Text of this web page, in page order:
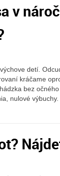
v
detí.
kráčame
bez
nulové výbuchy.